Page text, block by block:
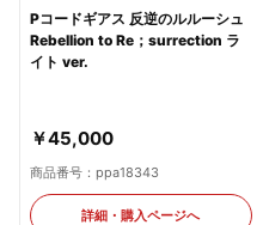
Pコードギアス 反逆のルルーシュ
Rebellion to Re；surrection ラ
イト ver.
￥45,000
商品番号：ppa18343
詳細・購入ページへ